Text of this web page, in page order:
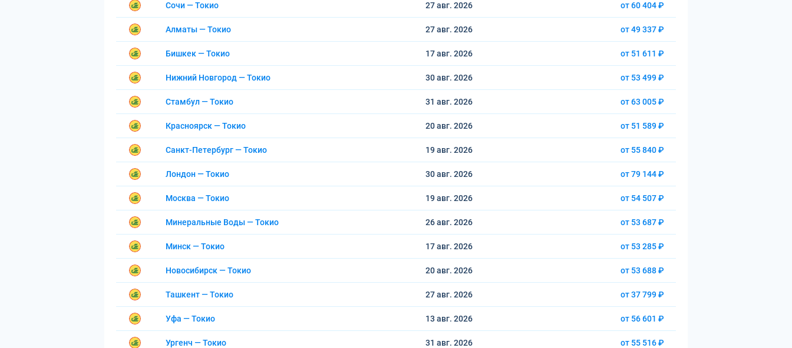
Сочи — Токио 27 авг. 2026 от 60 404 ₽
Алматы — Токио 27 авг. 2026 от 49 337 ₽
Бишкек — Токио 17 авг. 2026 от 51 611 ₽
Нижний Новгород — Токио 30 авг. 2026 от 53 499 ₽
Стамбул — Токио 31 авг. 2026 от 63 005 ₽
Красноярск — Токио 20 авг. 2026 от 51 589 ₽
Санкт-Петербург — Токио 19 авг. 2026 от 55 840 ₽
Лондон — Токио 30 авг. 2026 от 79 144 ₽
Москва — Токио 19 авг. 2026 от 54 507 ₽
Минеральные Воды — Токио 26 авг. 2026 от 53 687 ₽
Минск — Токио 17 авг. 2026 от 53 285 ₽
Новосибирск — Токио 20 авг. 2026 от 53 688 ₽
Ташкент — Токио 27 авг. 2026 от 37 799 ₽
Уфа — Токио 13 авг. 2026 от 56 601 ₽
Ургенч — Токио 31 авг. 2026 от 55 516 ₽